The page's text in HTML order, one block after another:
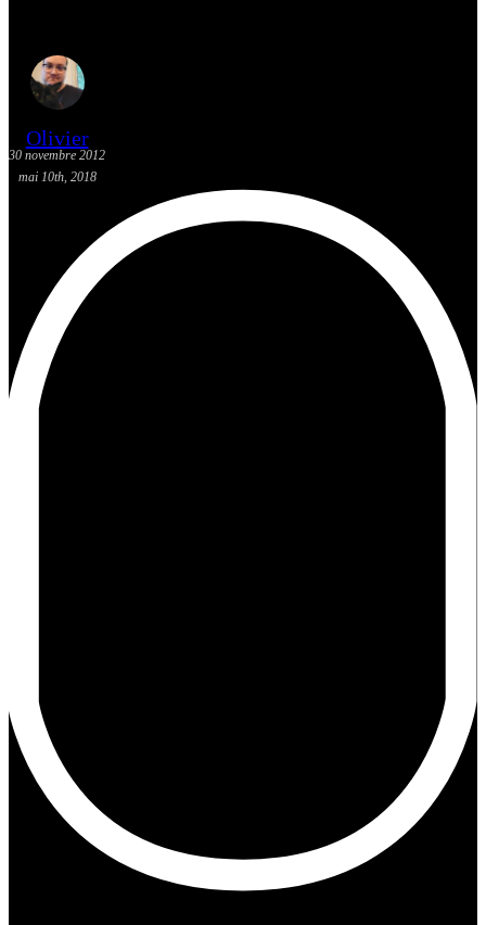
Olivier
30 novembre 2012
mai 10th, 2018